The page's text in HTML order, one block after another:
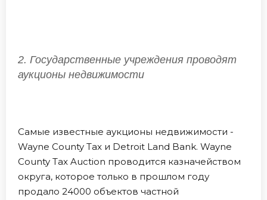
2. Государственные учреждения проводят
аукционы недвижимости
Самые известные аукционы недвижимости -
Wayne County Tax и Detroit Land Bank. Wayne
County Tax Auction проводится казначейством
округа, которое только в прошлом году
продало 24000 объектов частной